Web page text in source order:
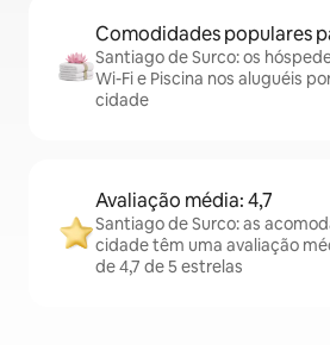
Comodidades populares
Santiago de Surco: os
Wi-Fi e Piscina nos aluguéis
cidade
Avaliação média: 4,7
Santiago de Surco: as
cidade têm uma avaliação
de 4,7 de 5 estrelas